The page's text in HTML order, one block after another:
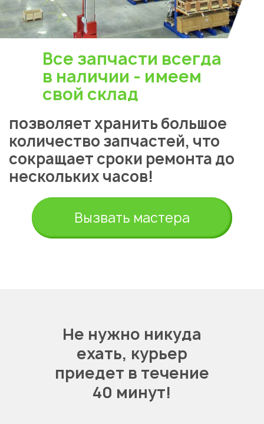
Все запчасти всегда
в наличии - имеем
свой склад
позволяет хранить большое
количество запчастей, что
сокращает сроки ремонта до
нескольких часов!
Вызвать мастера
Не нужно никуда
ехать, курьер
приедет в течение
40 минут!